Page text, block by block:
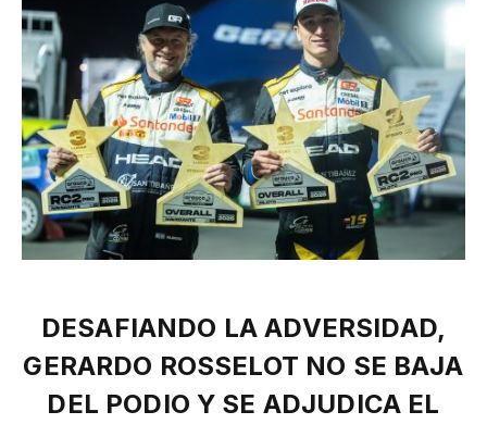
DESAFIANDO LA ADVERSIDAD,
GERARDO ROSSELOT NO SE BAJA
DEL PODIO Y SE ADJUDICA EL